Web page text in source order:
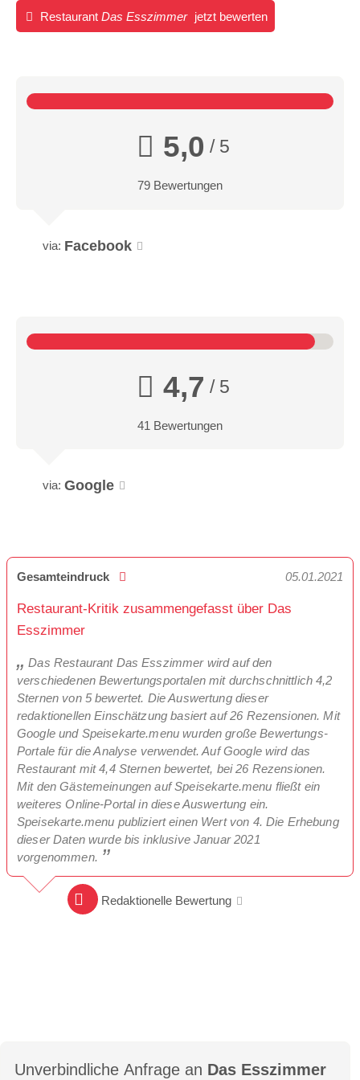
Restaurant Das Esszimmer jetzt bewerten
5,0 / 5
79 Bewertungen
via: Facebook
4,7 / 5
41 Bewertungen
via: Google
Gesamteindruck 05.01.2021
Restaurant-Kritik zusammengefasst über Das
Esszimmer
Das Restaurant Das Esszimmer wird auf den
verschiedenen Bewertungsportalen mit durchschnittlich 4,2
Sternen von 5 bewertet. Die Auswertung dieser
redaktionellen Einschätzung basiert auf 26 Rezensionen. Mit
Google und Speisekarte.menu wurden große Bewertungs-
Portale für die Analyse verwendet. Auf Google wird das
Restaurant mit 4,4 Sternen bewertet, bei 26 Rezensionen.
Mit den Gästemeinungen auf Speisekarte.menu fließt ein
weiteres Online-Portal in diese Auswertung ein.
Speisekarte.menu publiziert einen Wert von 4. Die Erhebung
dieser Daten wurde bis inklusive Januar 2021
vorgenommen.
Redaktionelle Bewertung
Unverbindliche Anfrage an Das Esszimmer